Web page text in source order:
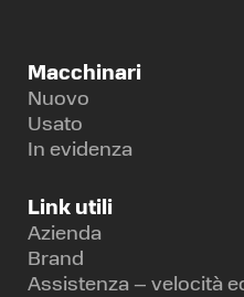
Macchinari
Nuovo
Usato
In evidenza
Link utili
Azienda
Brand
Assistenza – velocità